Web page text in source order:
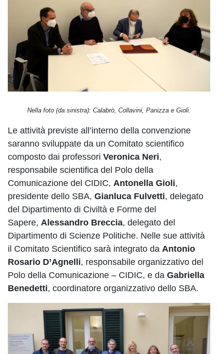
Nella foto (da sinistra): Calabrò, Collavini, Panizza e Gioli.
Le attività previste all’interno della convenzione
saranno sviluppate da un Comitato scientifico
composto dai professori Veronica Neri,
responsabile scientifica del Polo della
Comunicazione del CIDIC, Antonella Gioli,
presidente dello SBA, Gianluca Fulvetti, delegato
del Dipartimento di Civiltà e Forme del
Sapere, Alessandro Breccia, delegato del
Dipartimento di Scienze Politiche. Nelle sue attività
il Comitato Scientifico sarà integrato da Antonio
Rosario D’Agnelli, responsabile organizzativo del
Polo della Comunicazione – CIDIC, e da Gabriella
Benedetti, coordinatore organizzativo dello SBA.